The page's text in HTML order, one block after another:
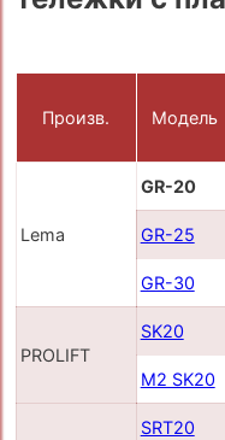
Произв. Модель
Lema
GR-20
GR-25
GR-30
PROLIFT
SK20
M2 SK20
SRT20